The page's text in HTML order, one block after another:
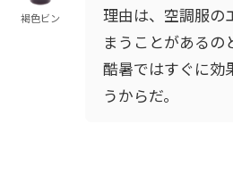
褐色ビン
理由は、空調服の
まうことがあるの
酷暑ではすぐに効
うからだ。